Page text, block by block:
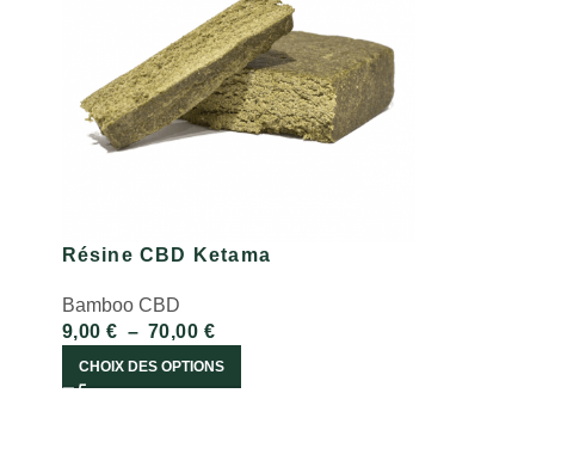
Résine CBD Ketama
Bamboo CBD
9,00€ – 70,00 €
CHOIX DES OPTIONS